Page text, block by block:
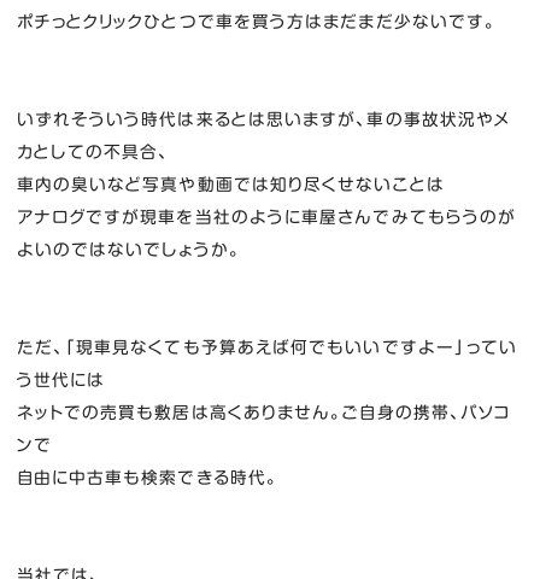
ポチっとクリックひとつで車を買う方はまだまだ少ないです。
いずれそういう時代は来るとは思いますが、車の事故状況やメ
カとしての不具合、
車内の臭いなど写真や動画では知り尽くせないことは
アナログですが現車を当社のように車屋さんでみてもらうのが
よいのではないでしょうか。
ただ、「現車見なくても予算あえば何でもいいですよー」ってい
う世代には
ネットでの売買も敷居は高くありません。ご自身の携帯、パソコ
ンで
自由に中古車も検索できる時代。
当社では、